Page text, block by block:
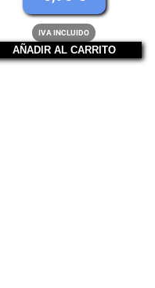
original
era:
8,20 €.
precio
actual
es:
IVA INCLUIDO
AÑADIR AL CARRITO